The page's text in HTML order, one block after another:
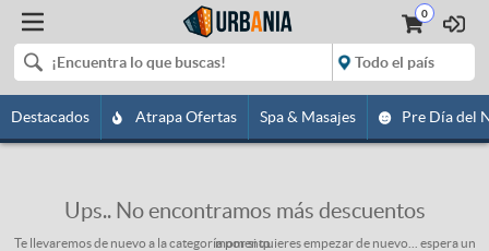
0
Destacados Atrapa Ofertas Spa & Masajes Pre Día del
Ups.. No encontramos más descuentos
Te llevaremos de nuevo a la categoría por si quieres empezar de nuevo... espera un momento.